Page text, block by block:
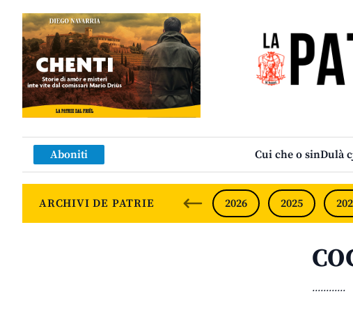
Aboniti Cui che o sinDulà
ARCHIVI DE PATRIE 2026 2025
............